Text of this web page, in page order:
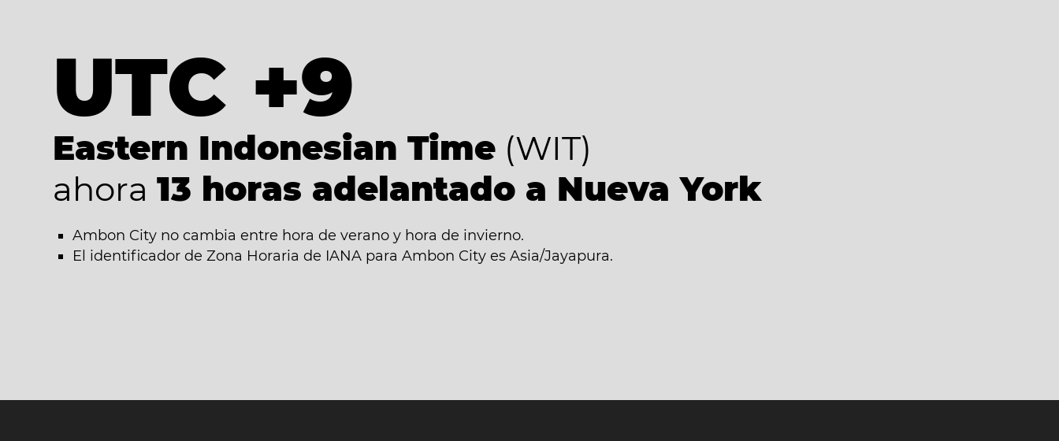
UTC +9
Eastern Indonesian Time (WIT)
ahora 13 horas adelantado a Nueva York
Ambon City no cambia entre hora de verano y hora de invierno.
El identificador de Zona Horaria de IANA para Ambon City es Asia/Jayapura.